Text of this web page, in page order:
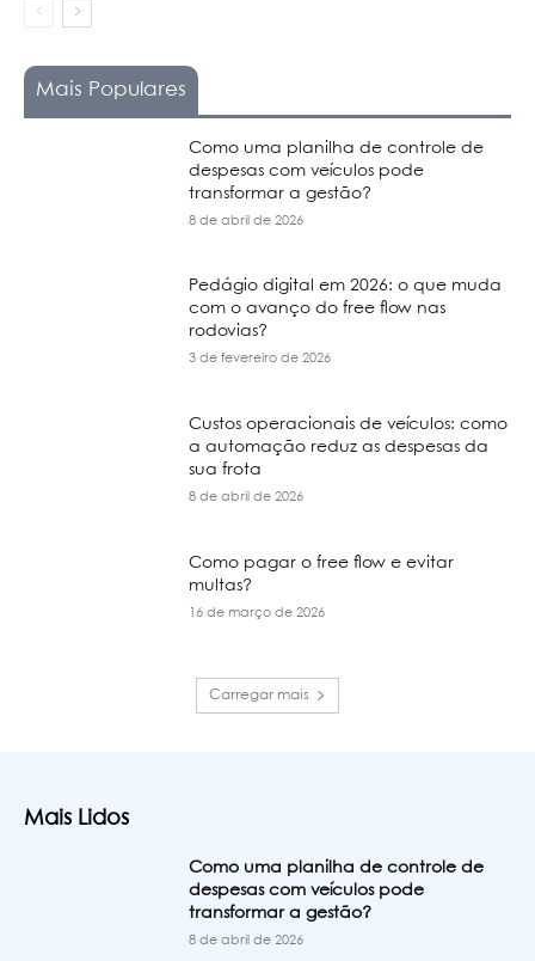
Mais Populares
Como uma planilha de controle de
despesas com veículos pode
transformar a gestão?
8 de abril de 2026
Pedágio digital em 2026: o que muda
com o avanço do free flow nas
rodovias?
3 de fevereiro de 2026
Custos operacionais de veículos: como
a automação reduz as despesas da
sua frota
8 de abril de 2026
Como pagar o free flow e evitar
multas?
16 de março de 2026
Carregar mais
Mais Lidos
Como uma planilha de controle de
despesas com veículos pode
transformar a gestão?
8 de abril de 2026